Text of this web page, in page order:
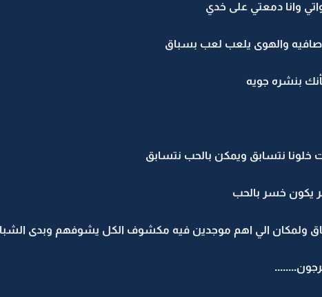
وانا دمعتي على خدي
صافيه والهوى يلعب لعب بسباق
بنشره جويه
خلونا نتسابق ويمكن بالحب نتسابق
يكون خسر بالحب
ولمكان الي اهم موجدين فيه مكشوف الكل يشوفهم وبدى